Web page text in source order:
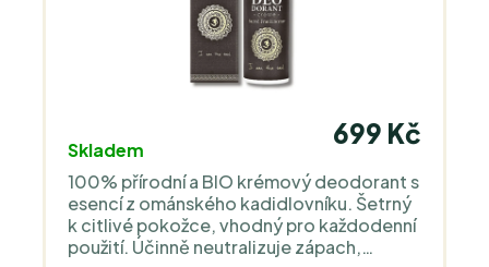
Skladem
699 Kč
100% přírodní a BIO krémový deodorant s
esencí z ománského kadidlovníku. Šetrný
k citlivé pokožce, vhodný pro každodenní
použití. Účinně neutralizuje zápach,